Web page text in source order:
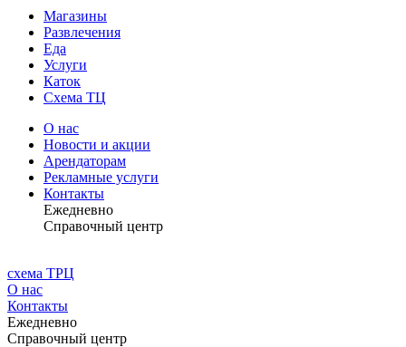
Магазины
Развлечения
Еда
Услуги
Каток
Схема ТЦ
О нас
Новости и акции
Арендаторам
Рекламные услуги
Контакты
Ежедневно
Справочный центр
схема ТРЦ
О нас
Контакты
Ежедневно
Справочный центр